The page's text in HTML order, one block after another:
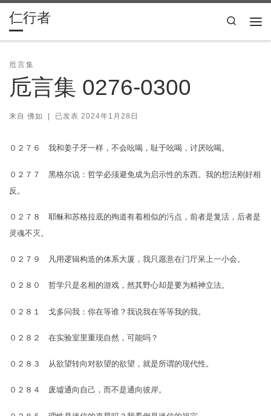
Skip to content
仁行者 Search
卮言集
卮言集 0276-0300
来自 佛如 已发表 2024年1月28日
０２７６ 我和姜子牙一样，不会吆喝，耻于吆喝，讨厌吆喝。
０２７７ 黑格尔说：哲学必须避免成为启示性的东西。我的想法刚好相
反。
０２７８ 耶稣和苏格拉底的殉道有着相似的污点，前者是复活，后者是
灵魂不灭。
０２７９ 凡用逻辑构造的体系大厦，我只愿意在门厅呆上一小会。
０２８０ 哲学只是名相的游戏，然其野心却是要为精神立法。
０２８１ 戈多问我：你在等谁？我说我在等等我的我。
０２８２ 在实验室里重现自然，可能吗？
０２８３ 从欲望转向对欲望的欲望，就是所谓的现代性。
０２８４ 废墟通向自己，而不是通向彼岸。